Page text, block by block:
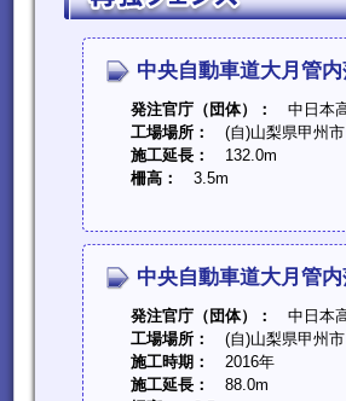
中央自動車道大月管
発注官庁（団体）：
中日本
工場場所：
(自)山梨県甲州
施工延長：
132.0m
柵高：
3.5m
中央自動車道大月管
発注官庁（団体）：
中日本
工場場所：
(自)山梨県甲州
施工時期：
2016年
施工延長：
88.0m